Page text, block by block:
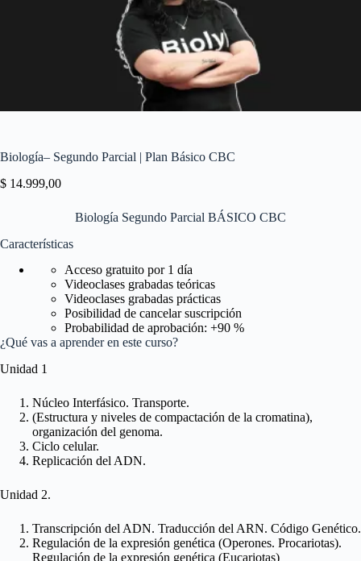
Biología– Segundo Parcial | Plan Básico CBC
$ 14.999,00
Biología Segundo Parcial BÁSICO CBC
Características
Acceso gratuito por 1 día
Videoclases grabadas teóricas
Videoclases grabadas prácticas
Posibilidad de cancelar suscripción
Probabilidad de aprobación: +90 %
¿Qué vas a aprender en este curso?
Unidad 1
Núcleo Interfásico. Transporte.
(Estructura y niveles de compactación de la cromatina),
organización del genoma.
Ciclo celular.
Replicación del ADN.
Unidad 2.
Transcripción del ADN. Traducción del ARN. Código Genético.
Regulación de la expresión genética (Operones. Procariotas).
Regulación de la expresión genética (Eucariotas)